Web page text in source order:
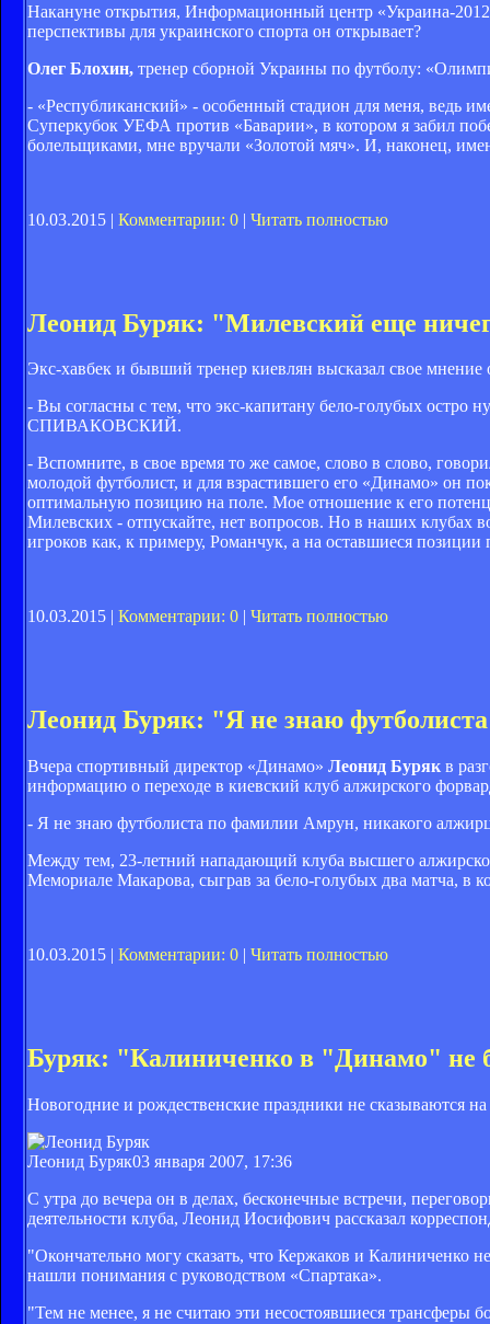
Накануне открытия, Информационный центр «Украина-
перспективы для украинского спорта он открывает?
Олег Блохин, тренер сборной Украины по футболу:
- «Республиканский» - особенный стадион для меня, ведь
Суперкубок УЕФА против «Баварии», в котором я забил
болельщиками, мне вручали «Золотой мяч». И, наконец,
10.03.2015 | Комментарии: 0 | Читать полностью
Леонид Буряк: "Милевский еще
Экс-хавбек и бывший тренер киевлян высказал свое
- Вы согласны с тем, что экс-капитану бело-голубых остро
СПИВАКОВСКИЙ.
- Вспомните, в свое время то же самое, слово в слово,
молодой футболист, и для взрастившего его «Динамо» он
оптимальную позицию на поле. Мое отношение к его
Милевских - отпускайте, нет вопросов. Но в наших клубах
игроков как, к примеру, Романчук, а на оставшиеся
10.03.2015 | Комментарии: 0 | Читать полностью
Леонид Буряк: "Я не знаю
Вчера спортивный директор «Динамо» Леонид Буряк в
информацию о переходе в киевский клуб алжирского
- Я не знаю футболиста по фамилии Амрун, никакого
Между тем, 23-летний нападающий клуба высшего
Мемориале Макарова, сыграв за бело-голубых два матча, в
10.03.2015 | Комментарии: 0 | Читать полностью
Буряк: "Калиниченко в "Динамо" не
Новогодние и рождественские праздники не сказываются
Леонид Буряк03 января 2007, 17:36
С утра до вечера он в делах, бесконечные встречи,
деятельности клуба, Леонид Иосифович рассказал
"Окончательно могу сказать, что Кержаков и Калиниченко
нашли понимания с руководством «Спартака».
"Тем не менее, я не считаю эти несостоявшиеся трансферы